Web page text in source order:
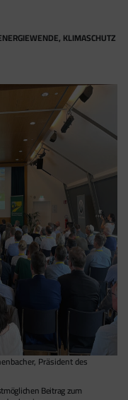
KLIMASCHUTZ U
Präsident des
Beitrag zum